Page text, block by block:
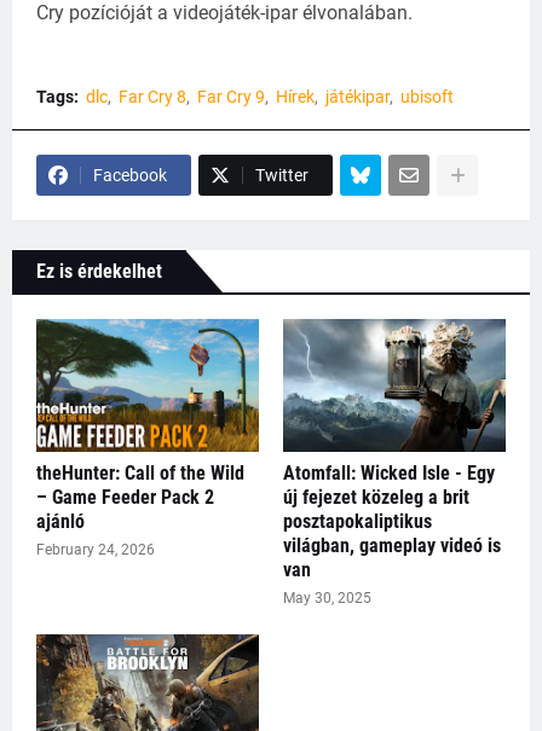
Cry pozícióját a videojáték-ipar élvonalában.
Tags: dlc Far Cry 8 Far Cry 9 Hírek játékipar ubisoft
Facebook Twitter
Ez is érdekelhet
theHunter: Call of the Wild
– Game Feeder Pack 2
ajánló
February 24, 2026
Atomfall: Wicked Isle - Egy
új fejezet közeleg a brit
posztapokaliptikus
világban, gameplay videó is
van
May 30, 2025